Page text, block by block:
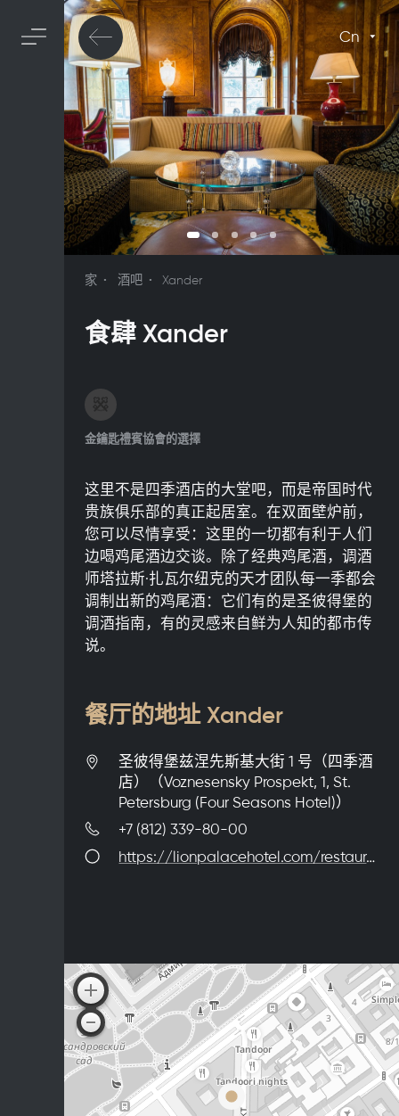
Cn
家 酒吧 Xander
食肆 Xander
金鑰匙禮賓協會的選擇
这里不是四季酒店的大堂吧，而是帝国时代
贵族俱乐部的真正起居室。在双面壁炉前，
您可以尽情享受：这里的一切都有利于人们
边喝鸡尾酒边交谈。除了经典鸡尾酒，调酒
师塔拉斯·扎瓦尔纽克的天才团队每一季都会
调制出新的鸡尾酒：它们有的是圣彼得堡的
调酒指南，有的灵感来自鲜为人知的都市传
说。
餐厅的地址 Xander
圣彼得堡兹涅先斯基大街 1 号（四季酒
店）（Voznesensky Prospekt, 1, St.
Petersburg (Four Seasons Hotel)）
+7 (812) 339-80-00
https://lionpalacehotel.com/restaurants/xander/